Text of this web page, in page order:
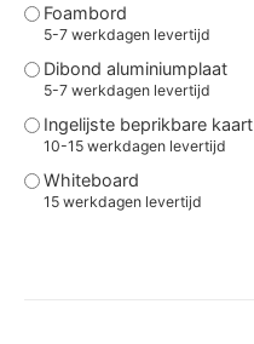
Foambord
5-7 werkdagen levertijd
Dibond aluminiumplaat
5-7 werkdagen levertijd
Ingelijste beprikbare kaart
10-15 werkdagen levertijd
Whiteboard
15 werkdagen levertijd